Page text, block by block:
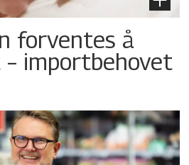
forventes å
importbehovet